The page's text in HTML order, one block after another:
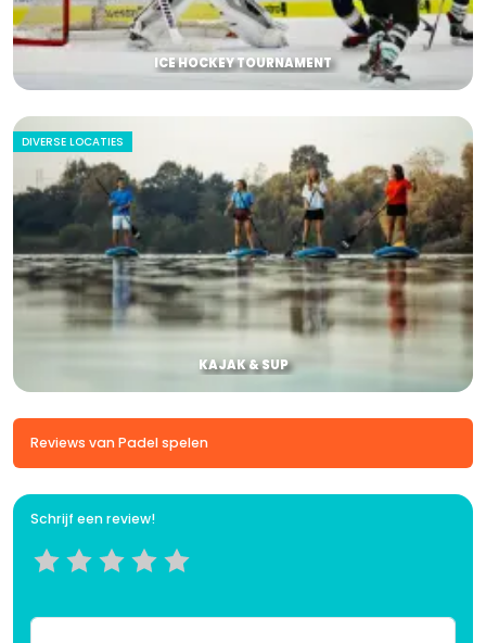
ICE HOCKEY TOURNAMENT
DIVERSE LOCATIES
KAJAK & SUP
Reviews van Padel spelen
Schrijf een review!